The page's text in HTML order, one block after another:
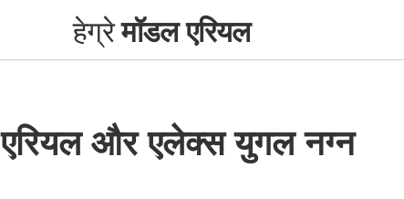
हेग्रेमॉडल एरियल
एरियल और एलेक्स युगल नग्न